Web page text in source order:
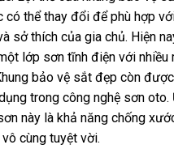
có thể thay đổi để phù hợp
sở thích của gia chủ. Hiện
lớp sơn tĩnh điện với nhiều
bảo vệ sắt đẹp còn
trong công nghệ sơn oto.
này là khả năng chống
cùng tuyệt vời.